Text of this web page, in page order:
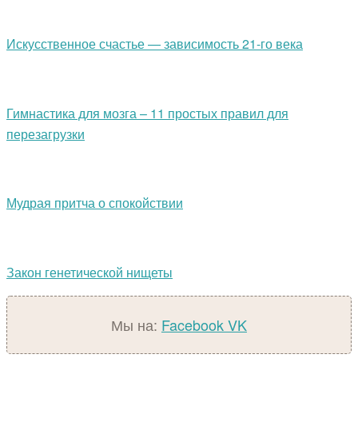
Искусственное счастье — зависимость 21-го века
Гимнастика для мозга – 11 простых правил для
перезагрузки
Мудрая притча о спокойствии
Закон генетической нищеты
Мы на: FacebookVK